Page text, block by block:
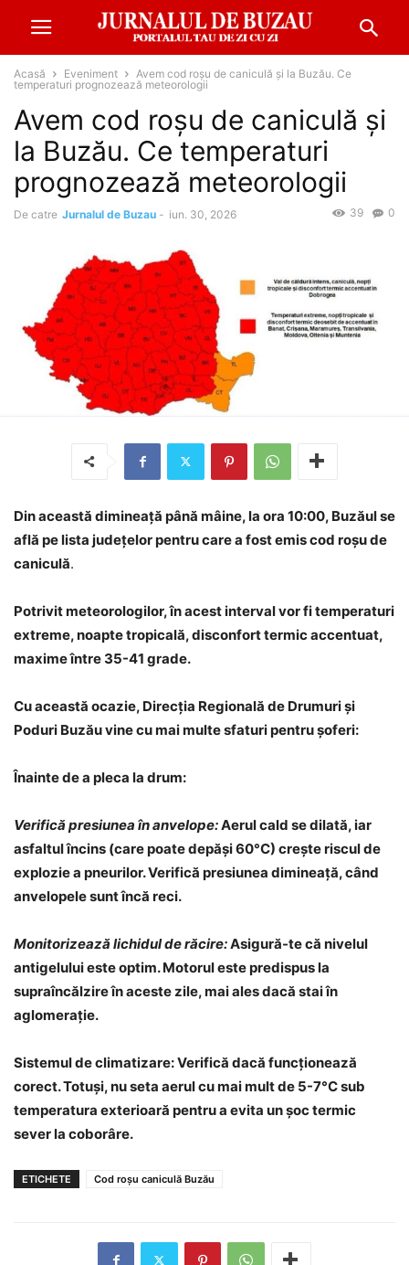
Acasă Eveniment
Avem cod roșu de caniculă și la Buzău. Ce
temperaturi prognozează meteorologii
Avem cod roșu de caniculă și
la Buzău. Ce temperaturi
prognozează meteorologii
De catre Jurnalul de Buzau - iun. 30, 2026 0
39
Din această dimineață până mâine, la ora 10:00, Buzăul se
află pe lista județelor pentru care a fost emis cod roșu de
caniculă.
Potrivit meteorologilor, în acest interval vor fi temperaturi
extreme, noapte tropicală, disconfort termic accentuat,
maxime între 35-41 grade.
Cu această ocazie, Direcția Regională de Drumuri și
Poduri Buzău vine cu mai multe sfaturi pentru șoferi:
Înainte de a pleca la drum:
Verifică presiunea în anvelope:Aerul cald se dilată, iar
asfaltul încins (care poate depăși 60°C) crește riscul de
explozie a pneurilor. Verifică presiunea dimineață, când
anvelopele sunt încă reci.
Monitorizează lichidul de răcire:Asigură-te că nivelul
antigelului este optim. Motorul este predispus la
supraîncălzire în aceste zile, mai ales dacă stai în
aglomerație.
Sistemul de climatizare: Verifică dacă funcționează
corect. Totuși, nu seta aerul cu mai mult de 5-7°C sub
temperatura exterioară pentru a evita un șoc termic
sever la coborâre.
ETICHETE Cod roșu caniculă Buzău